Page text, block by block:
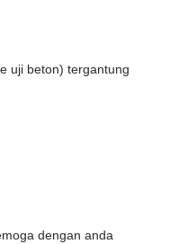
uji beton) tergantung
dengan anda